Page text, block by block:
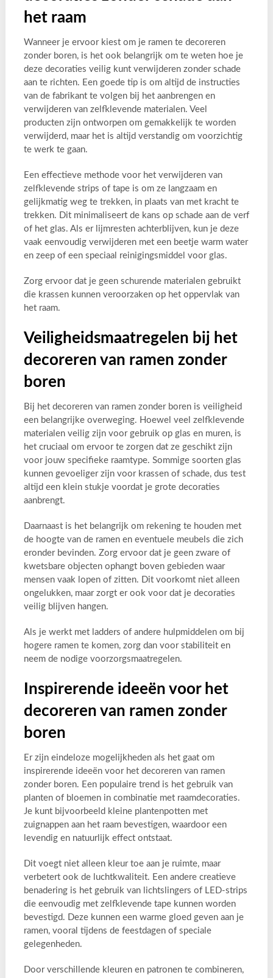
het raam
Wanneer je ervoor kiest om je ramen te decoreren
zonder boren, is het ook belangrijk om te weten hoe je
deze decoraties veilig kunt verwijderen zonder schade
aan te richten. Een goede tip is om altijd de instructies
van de fabrikant te volgen bij het aanbrengen en
verwijderen van zelfklevende materialen. Veel
producten zijn ontworpen om gemakkelijk te worden
verwijderd, maar het is altijd verstandig om voorzichtig
te werk te gaan.
Een effectieve methode voor het verwijderen van
zelfklevende strips of tape is om ze langzaam en
gelijkmatig weg te trekken, in plaats van met kracht te
trekken. Dit minimaliseert de kans op schade aan de verf
of het glas. Als er lijmresten achterblijven, kun je deze
vaak eenvoudig verwijderen met een beetje warm water
en zeep of een speciaal reinigingsmiddel voor glas.
Zorg ervoor dat je geen schurende materialen gebruikt
die krassen kunnen veroorzaken op het oppervlak van
het raam.
Veiligheidsmaatregelen bij het
decoreren van ramen zonder
boren
Bij het decoreren van ramen zonder boren is veiligheid
een belangrijke overweging. Hoewel veel zelfklevende
materialen veilig zijn voor gebruik op glas en muren, is
het cruciaal om ervoor te zorgen dat ze geschikt zijn
voor jouw specifieke raamtype. Sommige soorten glas
kunnen gevoeliger zijn voor krassen of schade, dus test
altijd een klein stukje voordat je grote decoraties
aanbrengt.
Daarnaast is het belangrijk om rekening te houden met
de hoogte van de ramen en eventuele meubels die zich
eronder bevinden. Zorg ervoor dat je geen zware of
kwetsbare objecten ophangt boven gebieden waar
mensen vaak lopen of zitten. Dit voorkomt niet alleen
ongelukken, maar zorgt er ook voor dat je decoraties
veilig blijven hangen.
Als je werkt met ladders of andere hulpmiddelen om bij
hogere ramen te komen, zorg dan voor stabiliteit en
neem de nodige voorzorgsmaatregelen.
Inspirerende ideeën voor het
decoreren van ramen zonder
boren
Er zijn eindeloze mogelijkheden als het gaat om
inspirerende ideeën voor het decoreren van ramen
zonder boren. Een populaire trend is het gebruik van
planten of bloemen in combinatie met raamdecoraties.
Je kunt bijvoorbeeld kleine plantenpotten met
zuignappen aan het raam bevestigen, waardoor een
levendig en natuurlijk effect ontstaat.
Dit voegt niet alleen kleur toe aan je ruimte, maar
verbetert ook de luchtkwaliteit. Een andere creatieve
benadering is het gebruik van lichtslingers of LED-strips
die eenvoudig met zelfklevende tape kunnen worden
bevestigd. Deze kunnen een warme gloed geven aan je
ramen, vooral tijdens de feestdagen of speciale
gelegenheden.
Door verschillende kleuren en patronen te combineren,